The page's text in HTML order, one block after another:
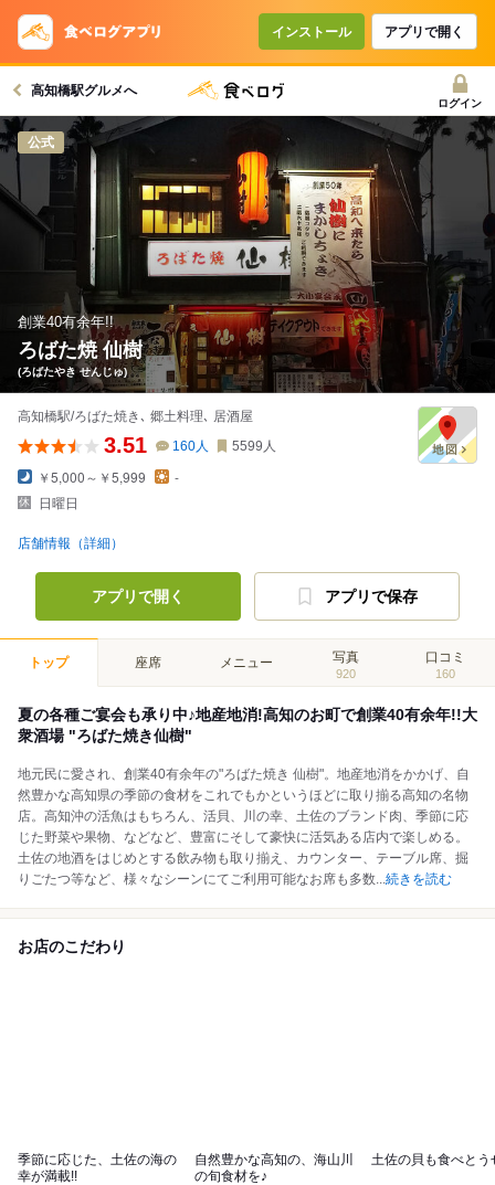
インストール アプリで開く
高知橋駅グルメへ
ログイン
公式
創業40有余年!!
ろばた焼 仙樹
(ろばたやき せんじゅ)
高知橋駅/ろばた焼き､ 郷土料理､ 居酒屋
3.51 160人 5599 人
￥5,000～￥5,999
-
日曜日
店舗情報（詳細）
アプリで開く アプリで保存
トップ 座席 メニュー 写真
920
口コミ
160
夏の各種ご宴会も承り中♪地産地消!高知のお町で創業40有余年!!大
衆酒場 "ろばた焼き仙樹"
地元民に愛され、創業40有余年の"ろばた焼き 仙樹"。地産地消をかかげ、自
然豊かな高知県の季節の食材をこれでもかというほどに取り揃る高知の名物
店。高知沖の活魚はもちろん、活貝、川の幸、土佐のブランド肉、季節に応
じた野菜や果物、などなど、豊富にそして豪快に活気ある店内で楽しめる。
土佐の地酒をはじめとする飲み物も取り揃え、カウンター、テーブル席、掘
りごたつ等など、様々なシーンにてご利用可能なお席も多数...続きを読む
お店のこだわり
季節に応じた、土佐の海の
幸が満載!!
自然豊かな高知の、海山川
の旬食材を♪
土佐の貝も食べとう